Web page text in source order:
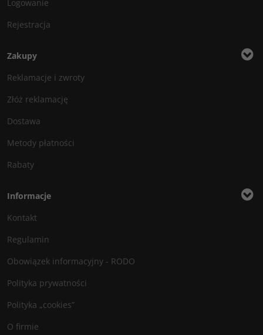
Logowanie
Rejestracja
Zakupy
Reklamacje i zwroty
Złóż reklamację
Dostawa
Metody płatności
Rabaty
Informacje
Kontakt
Regulamin
Obowiązek informacyjny - RODO
Polityka prywatności
Polityka „cookies”
O firmie